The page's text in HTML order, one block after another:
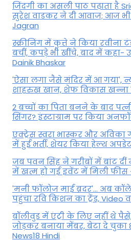
जिंदगी का असली पाठ पढ़ाता है
सुरेश वाडकर ने दी आवाज; आज
Jagran
स्क्रीनिंग में कुत्ते ने किया रवीना
बचीं, कपड़े भी खींचे, बाद में कहा-
Dainik Bhaskar
'ऐसा लगा जैसे मंदिर में आ गया',
शाहरुख खान, शेफ विकास खन्ना
2 बच्चों का पिता बनने के बाद
सिंगर? इंस्टाग्राम पर किया
एक्ट्रेस स्वरा भास्कर और अविका
में हुईं भर्ती, शेयर किया हेल्थ
जब पवन सिंह ने गरीबों में बांट दीं
में खत्म हो गई इवेंट में मिली फीस
'मनी फॉलोज माई ब्रदर'... अब
पहुंचा रवि किशन का ट्रेंड, Video
बॉलीवुड में एंट्री के लिए नहीं थे
जोड़कर बनाया मेंबर, बेटा दे चुका
News18 Hindi